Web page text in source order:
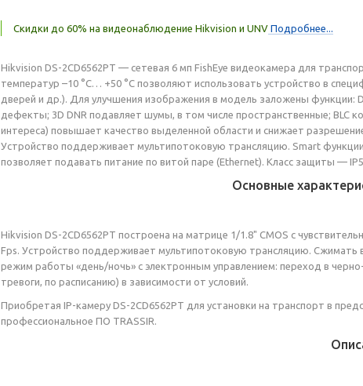
Скидки до 60% на видеонаблюдение Hikvision и UNV Подробнее...
Hikvision DS-2CD6562PT — сетевая 6 мп FishEye видеокамера для
температур –10 °C… +50 °C позволяют использовать устройство в
дверей и др.). Для улучшения изображения в модель заложены функции:
дефекты; 3D DNR подавляет шумы, в том числе пространственные; BLC
интереса) повышает качество выделенной области и снижает
Устройство поддерживает мультипотоковую трансляцию. Smart
позволяет подавать питание по витой паре (Ethernet). Класс защиты —
Основные
Hikvision DS-2CD6562PT построена на матрице 1/1.8" CMOS с
Fps. Устройство поддерживает мультипотоковую трансляцию.
режим работы «день/ночь» с электронным управлением: переход в
тревоги, по расписанию) в зависимости от условий.
Приобретая IP-камеру DS-2CD6562PT для установки на транспорт в
профессиональное ПО TRASSIR.